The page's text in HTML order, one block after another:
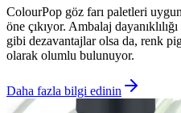
ColourPop göz farı paletleri
öne çıkıyor. Ambalaj
gibi dezavantajlar olsa da, renk
olarak olumlu bulunuyor.
Daha fazla bilgi edinin